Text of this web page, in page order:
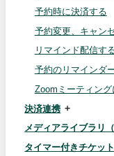
予約時に決済する
予約変更、キャン
リマインド配信す
予約のリマインダ
Zoomミーティング
決済連携
メディアライブラリ
タイマー付きチケット